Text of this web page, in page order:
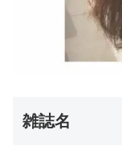
雑誌名